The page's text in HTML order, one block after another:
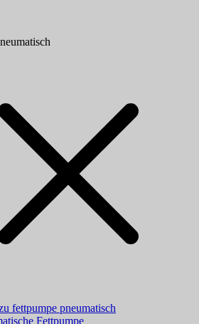
fettpumpe pneumatisch
Fettpumpe